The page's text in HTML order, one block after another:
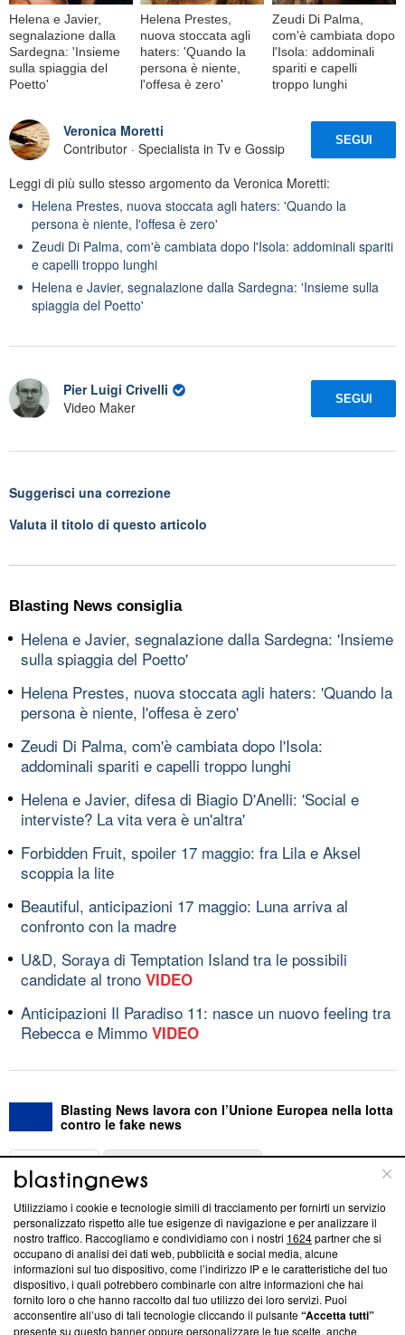
Helena e Javier,
segnalazione dalla
Sardegna: 'Insieme
sulla spiaggia del
Poetto'
Helena Prestes,
nuova stoccata agli
haters: 'Quando la
persona è niente,
l'offesa è zero'
Zeudi Di Palma,
com'è cambiata dopo
l'Isola: addominali
spariti e capelli
troppo lunghi
Veronica Moretti
Contributor · Specialista in Tv e Gossip
SEGUI
Leggi di più sullo stesso argomento da Veronica Moretti:
Helena Prestes, nuova stoccata agli haters: 'Quando la
persona è niente, l'offesa è zero'
Zeudi Di Palma, com'è cambiata dopo l'Isola: addominali spariti
e capelli troppo lunghi
Helena e Javier, segnalazione dalla Sardegna: 'Insieme sulla
spiaggia del Poetto'
Pier Luigi Crivelli
Video Maker
SEGUI
Suggerisci una correzione
Valuta il titolo di questo articolo
Blasting News consiglia
Helena e Javier, segnalazione dalla Sardegna: 'Insieme
sulla spiaggia del Poetto'
Helena Prestes, nuova stoccata agli haters: 'Quando la
persona è niente, l'offesa è zero'
Zeudi Di Palma, com'è cambiata dopo l'Isola:
addominali spariti e capelli troppo lunghi
Helena e Javier, difesa di Biagio D'Anelli: 'Social e
interviste? La vita vera è un'altra'
Forbidden Fruit, spoiler 17 maggio: fra Lila e Aksel
scoppia la lite
Beautiful, anticipazioni 17 maggio: Luna arriva al
confronto con la madre
U&D, Soraya di Temptation Island tra le possibili
candidate al trono VIDEO
Anticipazioni Il Paradiso 11: nasce un nuovo feeling tra
Rebecca e Mimmo VIDEO
Blasting News lavora con l’Unione Europea nella lotta
contro le fake news
ABOUT
Questa sezione offre informazioni trasparenti su Blasting
News, sui nostri processi editoriali e su come ci impegniamo a
creare news di qualità. Inoltre, afferma la nostra aderenza a
‘Trust Project - News with Integrity’Blasting News non è
ancora membro del programma, ma ha richiesto di farne
parte; Trust Project non ha ancora effettuato una verifica di
conformità agli standard.
Utilizziamo i cookie e tecnologie simili di tracciamento per fornirti un servizio
personalizzato rispetto alle tue esigenze di navigazione e per analizzare il
nostro traffico. Raccogliamo e condividiamo con i nostri 1624partner che si
occupano di analisi dei dati web, pubblicità e social media, alcune
informazioni sul tuo dispositivo, come l’indirizzo IP e le caratteristiche del tuo
dispositivo, i quali potrebbero combinarle con altre informazioni che hai
fornito loro o che hanno raccolto dal tuo utilizzo dei loro servizi. Puoi
acconsentire all’uso di tali tecnologie cliccando il pulsante“Accetta tutti”
presente su questo banner oppure personalizzare le tue scelte, anche